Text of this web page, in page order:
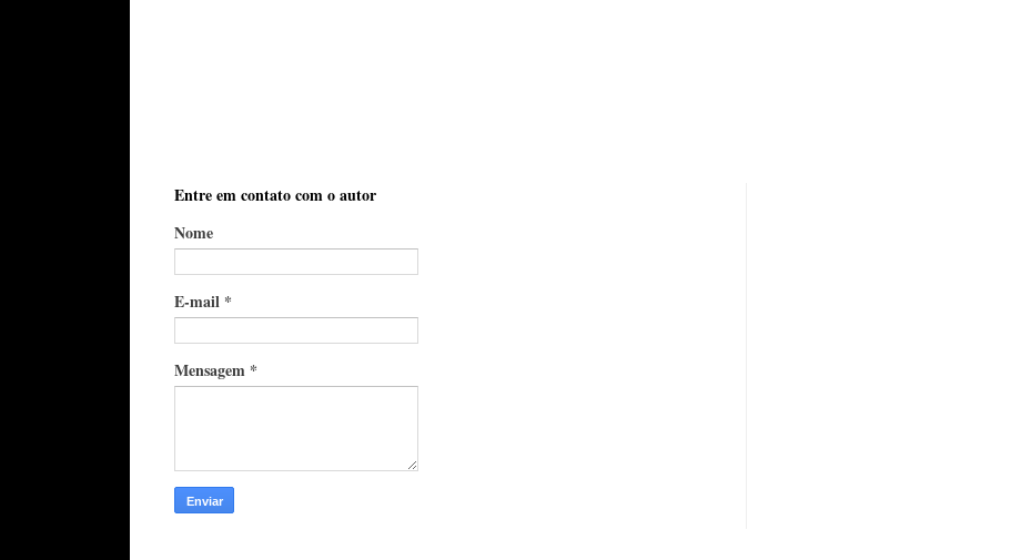
Entre em contato com o autor
Nome
E-mail *
Mensagem *